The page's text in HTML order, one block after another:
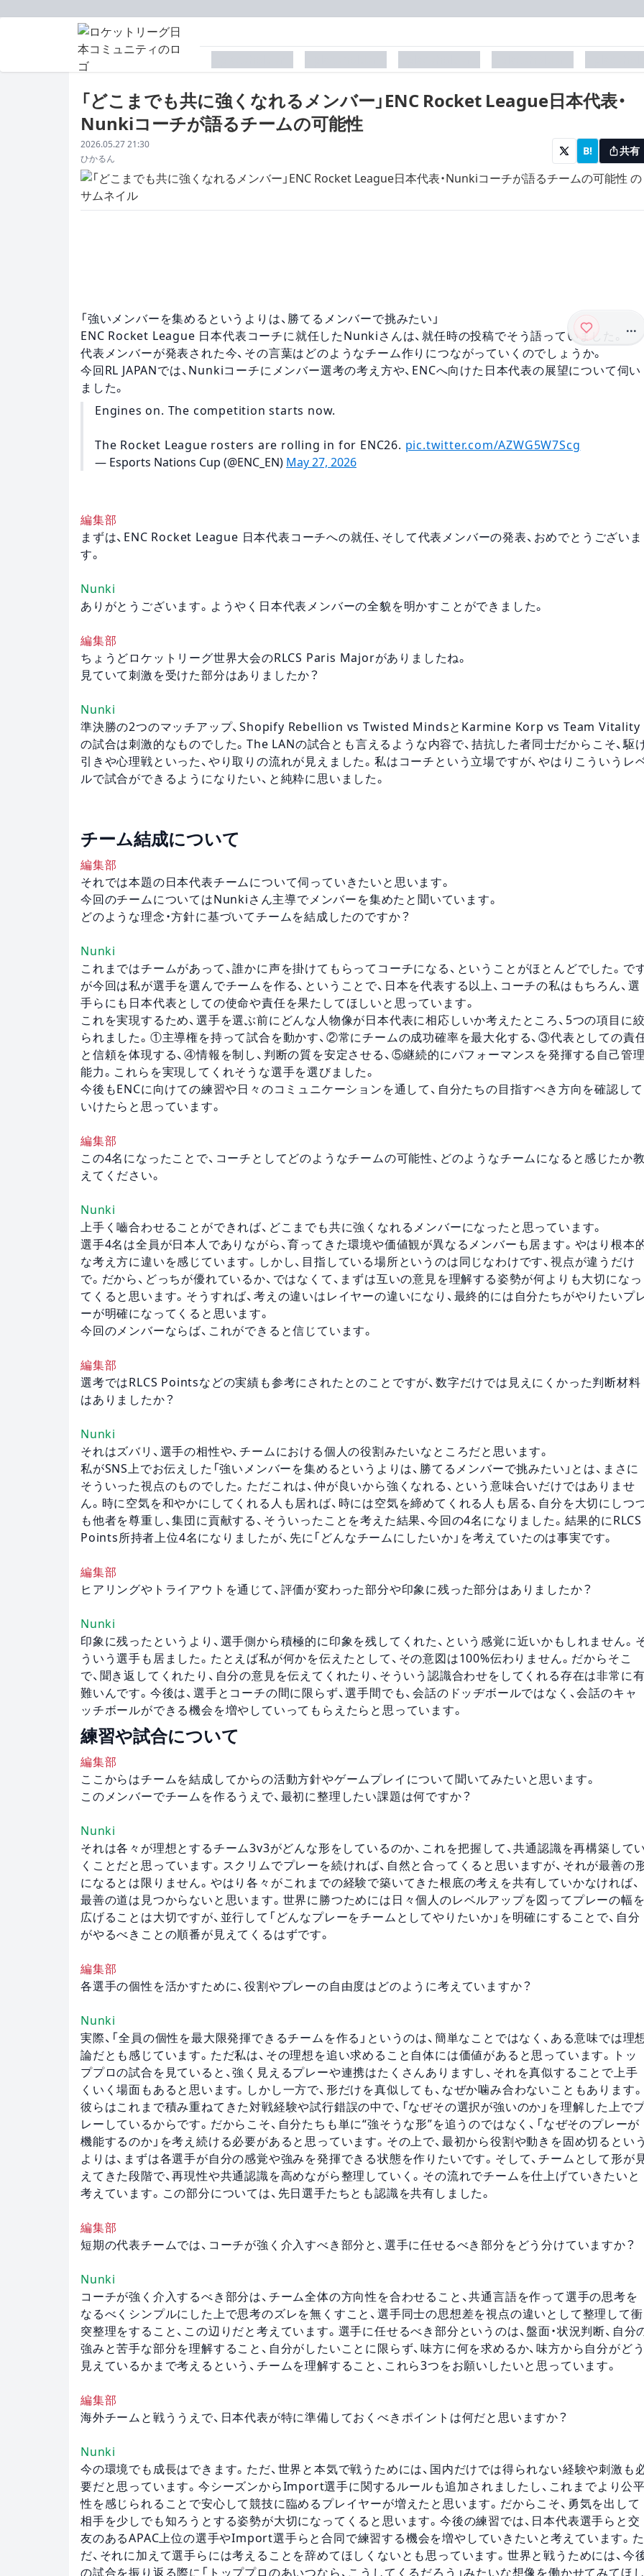
「どこまでも共に強くなれるメンバー」ENC Rocket League日本代表・
Nunkiコーチが語るチームの可能性
配信日
2026.05.27 21:30
著者
ひかるん
B! 共有
...
「強いメンバーを集めるというよりは、勝てるメンバーで挑みたい」
ENC Rocket League 日本代表コーチに就任したNunkiさんは、就任時の投稿でそう語っていました。
代表メンバーが発表された今、その言葉はどのようなチーム作りにつながっていくのでしょうか。
今回RL JAPANでは、Nunkiコーチにメンバー選考の考え方や、ENCへ向けた日本代表の展望について伺い
ました。
Engines on. The competition starts now.
The Rocket League rosters are rolling in for ENC26. pic.twitter.com/AZWG5W7Scg
— Esports Nations Cup (@ENC_EN) May 27, 2026
編集部
まずは、ENC Rocket League 日本代表コーチへの就任、そして代表メンバーの発表、おめでとうございま
す。
Nunki
ありがとうございます。ようやく日本代表メンバーの全貌を明かすことができました。
編集部
ちょうどロケットリーグ世界大会のRLCS Paris Majorがありましたね。
見ていて刺激を受けた部分はありましたか？
Nunki
準決勝の2つのマッチアップ、Shopify Rebellion vs Twisted MindsとKarmine Korp vs Team Vitality
の試合は刺激的なものでした。The LANの試合とも言えるような内容で、拮抗した者同士だからこそ、駆
引きや心理戦といった、やり取りの流れが見えました。私はコーチという立場ですが、やはりこういうレ
ルで試合ができるようになりたい、と純粋に思いました。
チーム結成について
編集部
それでは本題の日本代表チームについて伺っていきたいと思います。
今回のチームについてはNunkiさん主導でメンバーを集めたと聞いています。
どのような理念・方針に基づいてチームを結成したのですか？
Nunki
これまではチームがあって、誰かに声を掛けてもらってコーチになる、ということがほとんどでした。で
が今回は私が選手を選んでチームを作る、ということで、日本を代表する以上、コーチの私はもちろん、選
手らにも日本代表としての使命や責任を果たしてほしいと思っています。
これを実現するため、選手を選ぶ前にどんな人物像が日本代表に相応しいか考えたところ、5つの項目に
られました。①主導権を持って試合を動かす、②常にチームの成功確率を最大化する、③代表としての責
と信頼を体現する、④情報を制し、判断の質を安定させる、⑤継続的にパフォーマンスを発揮する自己管
能力。これらを実現してくれそうな選手を選びました。
今後もENCに向けての練習や日々のコミュニケーションを通して、自分たちの目指すべき方向を確認して
いけたらと思っています。
編集部
この4名になったことで、コーチとしてどのようなチームの可能性、どのようなチームになると感じたか
えてください。
Nunki
上手く嚙合わせることができれば、どこまでも共に強くなれるメンバーになったと思っています。
選手4名は全員が日本人でありながら、育ってきた環境や価値観が異なるメンバーも居ます。やはり根本
な考え方に違いを感じています。しかし、目指している場所というのは同じなわけです、視点が違うだけ
で。だから、どっちが優れているか、ではなくて、まずは互いの意見を理解する姿勢が何よりも大切になっ
てくると思います。そうすれば、考えの違いはレイヤーの違いになり、最終的には自分たちがやりたいプ
ーが明確になってくると思います。
今回のメンバーならば、これができると信じています。
編集部
選考ではRLCS Pointsなどの実績も参考にされたとのことですが、数字だけでは見えにくかった判断材料
はありましたか？
Nunki
それはズバリ、選手の相性や、チームにおける個人の役割みたいなところだと思います。
私がSNS上でお伝えした「強いメンバーを集めるというよりは、勝てるメンバーで挑みたい」とは、まさに
そういった視点のものでした。ただこれは、仲が良いから強くなれる、という意味合いだけではありませ
ん。時に空気を和やかにしてくれる人も居れば、時には空気を締めてくれる人も居る、自分を大切にしつ
も他者を尊重し、集団に貢献する、そういったことを考えた結果、今回の4名になりました。結果的にRLCS
Points所持者上位4名になりましたが、先に「どんなチームにしたいか」を考えていたのは事実です。
編集部
ヒアリングやトライアウトを通じて、評価が変わった部分や印象に残った部分はありましたか？
Nunki
印象に残ったというより、選手側から積極的に印象を残してくれた、という感覚に近いかもしれません。
ういう選手も居ました。たとえば私が何かを伝えたとして、その意図は100%伝わりません。だからそこ
で、聞き返してくれたり、自分の意見を伝えてくれたり、そういう認識合わせをしてくれる存在は非常に
難いんです。今後は、選手とコーチの間に限らず、選手間でも、会話のドッヂボールではなく、会話のキャ
ッチボールができる機会を増やしていってもらえたらと思っています。
練習や試合について
編集部
ここからはチームを結成してからの活動方針やゲームプレイについて聞いてみたいと思います。
このメンバーでチームを作るうえで、最初に整理したい課題は何ですか？
Nunki
それは各々が理想とするチーム3v3がどんな形をしているのか、これを把握して、共通認識を再構築して
くことだと思っています。スクリムでプレーを続ければ、自然と合ってくると思いますが、それが最善の
になるとは限りません。やはり各々がこれまでの経験で築いてきた根底の考えを共有していかなければ、
最善の道は見つからないと思います。世界に勝つためには日々個人のレベルアップを図ってプレーの幅
広げることは大切ですが、並行して「どんなプレーをチームとしてやりたいか」を明確にすることで、自分
がやるべきことの順番が見えてくるはずです。
編集部
各選手の個性を活かすために、役割やプレーの自由度はどのように考えていますか？
Nunki
実際、「全員の個性を最大限発揮できるチームを作る」というのは、簡単なことではなく、ある意味では理
論だとも感じています。ただ私は、その理想を追い求めること自体には価値があると思っています。トッ
ププロの試合を見ていると、強く見えるプレーや連携はたくさんありますし、それを真似することで上手
くいく場面もあると思います。しかし一方で、形だけを真似しても、なぜか噛み合わないこともあります。
彼らはこれまで積み重ねてきた対戦経験や試行錯誤の中で、「なぜその選択が強いのか」を理解した上で
レーしているからです。だからこそ、自分たちも単に“強そうな形”を追うのではなく、「なぜそのプレーが
機能するのか」を考え続ける必要があると思っています。その上で、最初から役割や動きを固め切るとい
よりは、まずは各選手が自分の感覚や強みを発揮できる状態を作りたいです。そして、チームとして形が
えてきた段階で、再現性や共通認識を高めながら整理していく。その流れでチームを仕上げていきたいと
考えています。この部分については、先日選手たちとも認識を共有しました。
編集部
短期の代表チームでは、コーチが強く介入すべき部分と、選手に任せるべき部分をどう分けていますか？
Nunki
コーチが強く介入するべき部分は、チーム全体の方向性を合わせること、共通言語を作って選手の思考を
なるべくシンプルにした上で思考のズレを無くすこと、選手同士の思想差を視点の違いとして整理して衝
突整理をすること、この辺りだと考えています。選手に任せるべき部分というのは、盤面・状況判断、自分
強みと苦手な部分を理解すること、自分がしたいことに限らず、味方に何を求めるか、味方から自分がど
見えているかまで考えるという、チームを理解すること、これら3つをお願いしたいと思っています。
編集部
海外チームと戦ううえで、日本代表が特に準備しておくべきポイントは何だと思いますか？
Nunki
今の環境でも成長はできます。ただ、世界と本気で戦うためには、国内だけでは得られない経験や刺激も
要だと思っています。今シーズンからImport選手に関するルールも追加されましたし、これまでより公
性を感じられることで安心して競技に臨めるプレイヤーが増えたと思います。だからこそ、勇気を出して
相手を少しでも知ろうとする姿勢が大切になってくると思います。今後の練習では、日本代表選手らと交
友のあるAPAC上位の選手やImport選手らと合同で練習する機会を増やしていきたいと考えています。た
だ、それに加えて選手らには考えることを辞めてほしくないとも思っています。世界と戦うためには、今
の試合を振り返る際に「トッププロのあいつなら、こうしてくるだろう」みたいな想像を働かせてみてほ